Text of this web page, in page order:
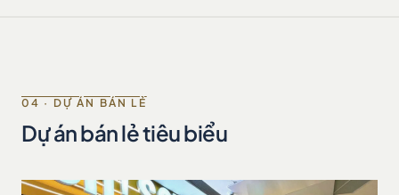
04 · DỰ ÁN BÁN LẺ
Dự án bán lẻ tiêu biểu